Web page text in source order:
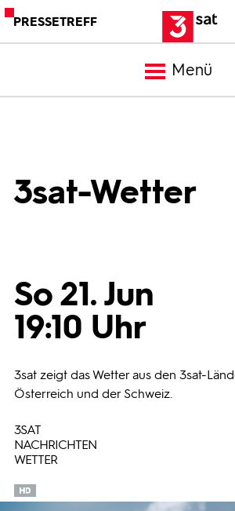
PRESSETREFF
Menü
3sat-Wetter
So 21. Jun
19:10 Uhr
3sat zeigt das Wetter aus den 3sat-
Österreich und der Schweiz.
3SAT
NACHRICHTEN
WETTER